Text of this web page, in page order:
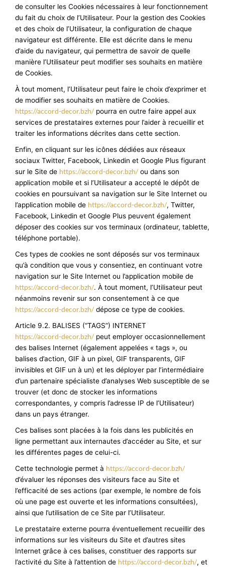
de consulter les Cookies nécessaires à leur fonctionnement
du fait du choix de l’Utilisateur. Pour la gestion des Cookies
et des choix de l’Utilisateur, la configuration de chaque
navigateur est différente. Elle est décrite dans le menu
d’aide du navigateur, qui permettra de savoir de quelle
manière l’Utilisateur peut modifier ses souhaits en matière
de Cookies.
À tout moment, l’Utilisateur peut faire le choix d’exprimer et
de modifier ses souhaits en matière de Cookies.
https://accord-decor.bzh/ pourra en outre faire appel aux
services de prestataires externes pour l’aider à recueillir et
traiter les informations décrites dans cette section.
Enfin, en cliquant sur les icônes dédiées aux réseaux
sociaux Twitter, Facebook, Linkedin et Google Plus figurant
sur le Site de https://accord-decor.bzh/ ou dans son
application mobile et si l’Utilisateur a accepté le dépôt de
cookies en poursuivant sa navigation sur le Site Internet ou
l’application mobile de https://accord-decor.bzh/, Twitter,
Facebook, Linkedin et Google Plus peuvent également
déposer des cookies sur vos terminaux (ordinateur, tablette,
téléphone portable).
Ces types de cookies ne sont déposés sur vos terminaux
qu’à condition que vous y consentiez, en continuant votre
navigation sur le Site Internet ou l’application mobile de
https://accord-decor.bzh/. À tout moment, l’Utilisateur peut
néanmoins revenir sur son consentement à ce que
https://accord-decor.bzh/ dépose ce type de cookies.
Article 9.2. BALISES (“TAGS”) INTERNET
https://accord-decor.bzh/ peut employer occasionnellement
des balises Internet (également appelées « tags », ou
balises d’action, GIF à un pixel, GIF transparents, GIF
invisibles et GIF un à un) et les déployer par l’intermédiaire
d’un partenaire spécialiste d’analyses Web susceptible de se
trouver (et donc de stocker les informations
correspondantes, y compris l’adresse IP de l’Utilisateur)
dans un pays étranger.
Ces balises sont placées à la fois dans les publicités en
ligne permettant aux internautes d’accéder au Site, et sur
les différentes pages de celui-ci.
Cette technologie permet à https://accord-decor.bzh/
d’évaluer les réponses des visiteurs face au Site et
l’efficacité de ses actions (par exemple, le nombre de fois
où une page est ouverte et les informations consultées),
ainsi que l’utilisation de ce Site par l’Utilisateur.
Le prestataire externe pourra éventuellement recueillir des
informations sur les visiteurs du Site et d’autres sites
Internet grâce à ces balises, constituer des rapports sur
l’activité du Site à l’attention de https://accord-decor.bzh/, et